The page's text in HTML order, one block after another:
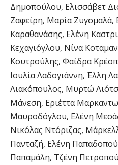
Δημοπούλου, Ελισσάβετ
Ζαφείρη, Μαρία Ζυγομαλά,
Καραθανάσης, Ελένη
Κεχαγιόγλου, Νίνα
Κουτρούλης, Φαίδρα
Ιουλία Λαδογιάννη, Έλλη
Λιακόπουλος, Μυρτώ
Μάνεση, Εριέττα
Μαυροδόγλου, Ελένη
Νικόλας Ντόριζας,
Πανταζή, Ελένη
Παπαμάλη, Τζένη